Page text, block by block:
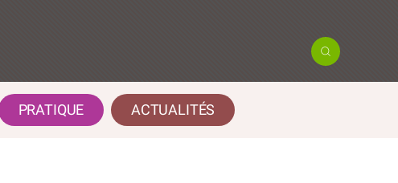
PRATIQUE ACTUALITÉS